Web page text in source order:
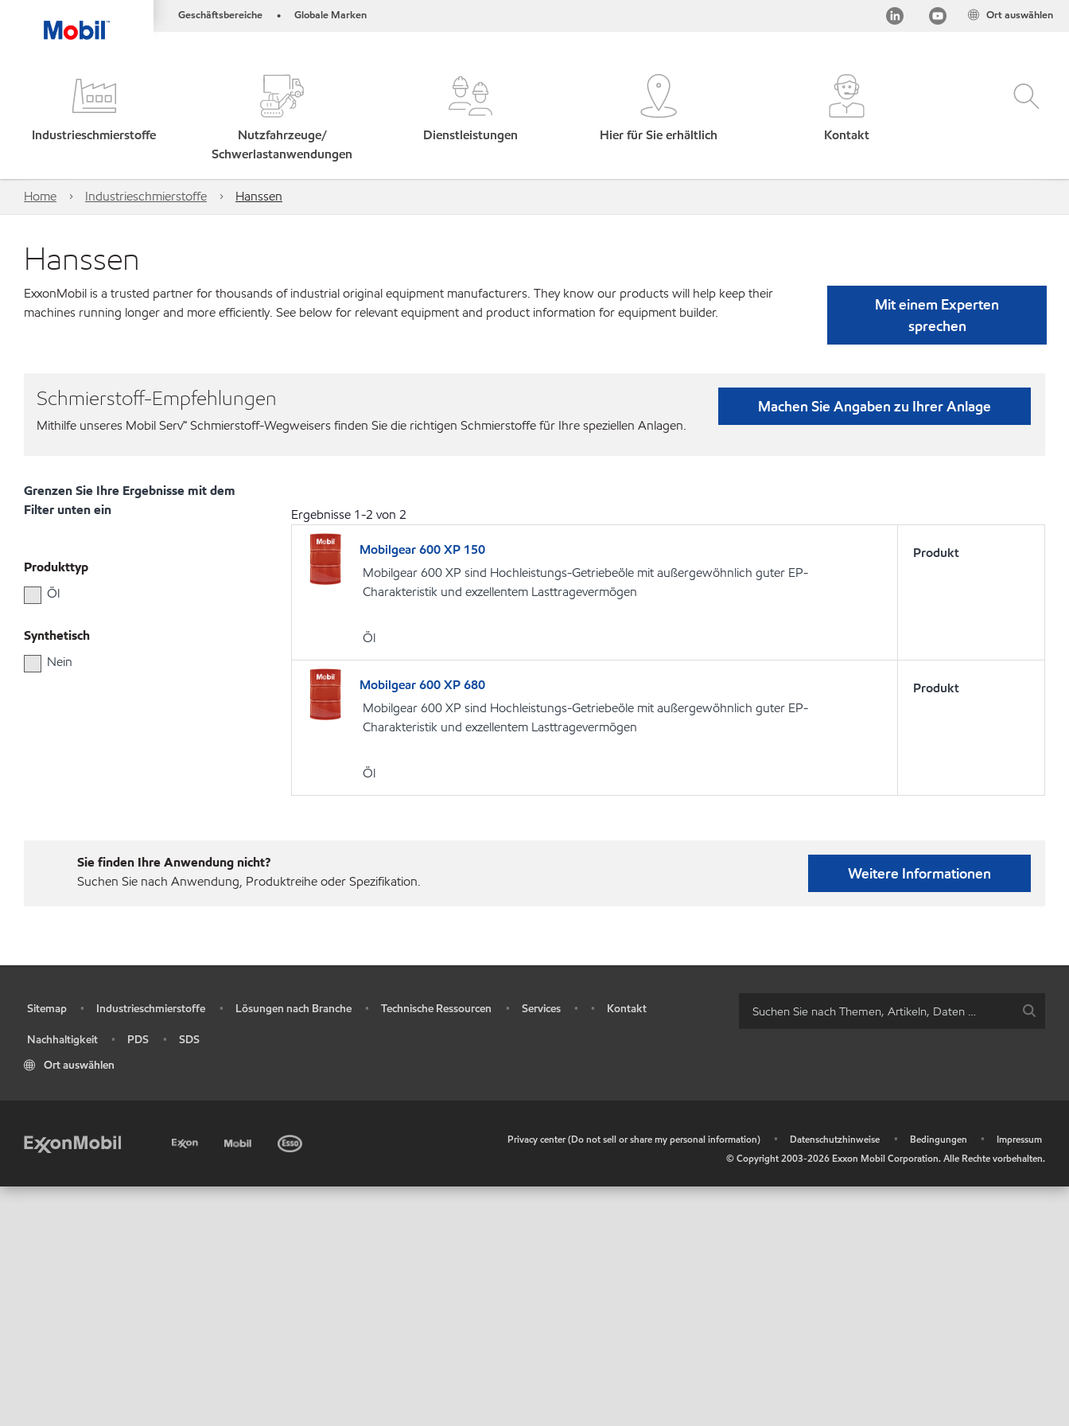
Geschäftsbereiche • Globale Marken Ort auswählen
Industrieschmierstoffe
Nutzfahrzeuge/
Schwerlastanwendungen
Dienstleistungen Hier für Sie erhältlich Kontakt
Home Industrieschmierstoffe Hanssen
Hanssen
ExxonMobil is a trusted partner for thousands of industrial original equipment manufacturers. They know our products will help keep their
machines running longer and more efficiently. See below for relevant equipment and product information for equipment builder.
Mit einem Experten
sprechen
Schmierstoff-Empfehlungen
Mithilfe unseres Mobil Serv℠ Schmierstoff-Wegweisers finden Sie die richtigen Schmierstoffe für Ihre speziellen Anlagen.
Machen Sie Angaben zu Ihrer Anlage
Grenzen Sie Ihre Ergebnisse mit dem
Filter unten ein
Produkttyp
Öl
Synthetisch
Nein
Ergebnisse 1-2 von 2
Mobilgear 600 XP 150
Mobilgear 600 XP sind Hochleistungs-Getriebeöle mit außergewöhnlich guter EP-
Charakteristik und exzellentem Lasttragevermögen
Öl
Produkt
Mobilgear 600 XP 680
Mobilgear 600 XP sind Hochleistungs-Getriebeöle mit außergewöhnlich guter EP-
Charakteristik und exzellentem Lasttragevermögen
Öl
Produkt
Sie finden Ihre Anwendung nicht?
Suchen Sie nach Anwendung, Produktreihe oder Spezifikation.
Weitere Informationen
Sitemap • Industrieschmierstoffe • Lösungen nach Branche • Technische Ressourcen • Services • • Kontakt
Nachhaltigkeit • PDS •
SDS
Ort auswählen
Privacy center (Do not sell or share my personal information) • Datenschutzhinweise • Bedingungen •
Impressum
© Copyright 2003-2026 Exxon Mobil Corporation. Alle Rechte vorbehalten.